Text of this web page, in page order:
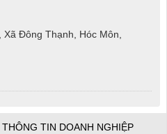
Đông Thạnh, Hóc Môn,
THÔNG TIN DOANH NGHIỆP